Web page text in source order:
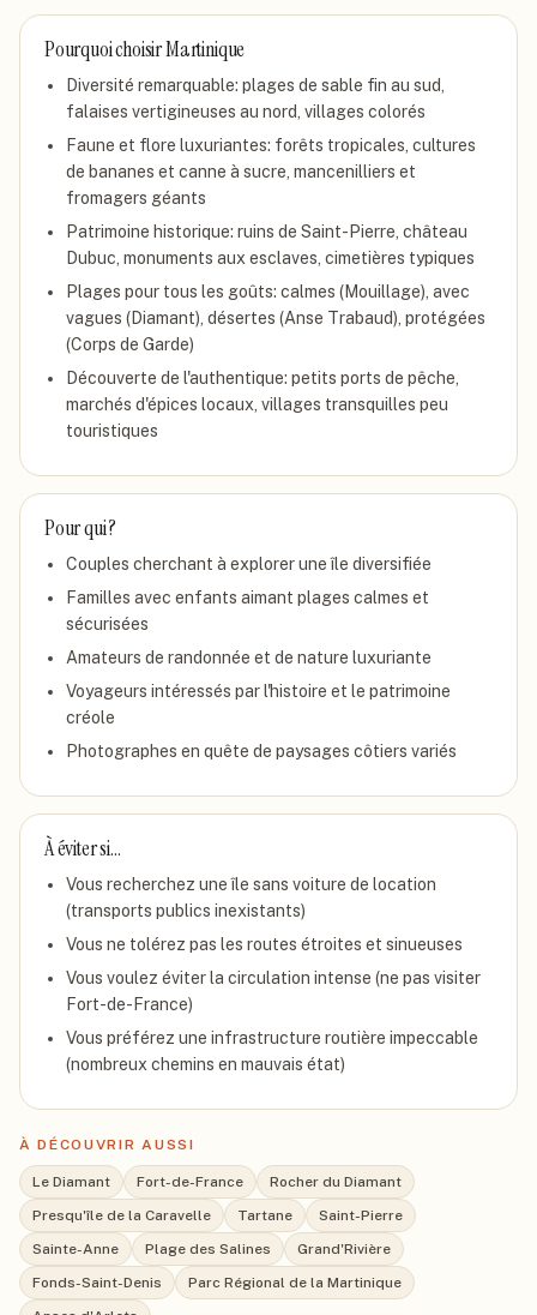
Pourquoi choisirMartinique
Diversité remarquable: plages de sable fin au sud,
falaises vertigineuses au nord, villages colorés
Faune et flore luxuriantes: forêts tropicales, cultures
de bananes et canne à sucre, mancenilliers et
fromagers géants
Patrimoine historique: ruins de Saint-Pierre, château
Dubuc, monuments aux esclaves, cimetières typiques
Plages pour tous les goûts: calmes (Mouillage), avec
vagues (Diamant), désertes (Anse Trabaud), protégées
(Corps de Garde)
Découverte de l'authentique: petits ports de pêche,
marchés d'épices locaux, villages transquilles peu
touristiques
Pour qui ?
Couples cherchant à explorer une île diversifiée
Familles avec enfants aimant plages calmes et
sécurisées
Amateurs de randonnée et de nature luxuriante
Voyageurs intéressés par l'histoire et le patrimoine
créole
Photographes en quête de paysages côtiers variés
À éviter si…
Vous recherchez une île sans voiture de location
(transports publics inexistants)
Vous ne tolérez pas les routes étroites et sinueuses
Vous voulez éviter la circulation intense (ne pas visiter
Fort-de-France)
Vous préférez une infrastructure routière impeccable
(nombreux chemins en mauvais état)
À DÉCOUVRIR AUSSI
Le Diamant Fort-de-France
Rocher du Diamant
Presqu'île de la Caravelle
Tartane
Saint-Pierre
Sainte-Anne
Plage des Salines
Grand'Rivière
Fonds-Saint-Denis
Parc Régional de la Martinique